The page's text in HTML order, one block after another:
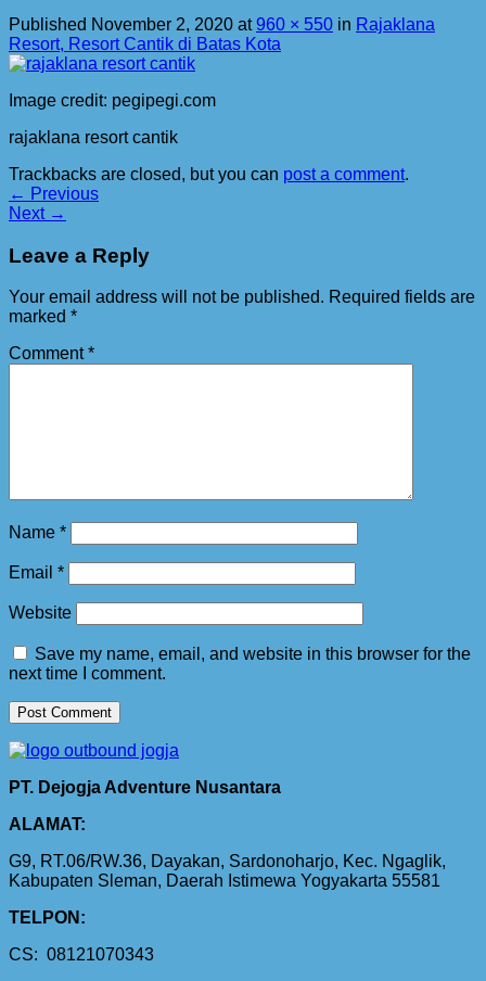
Published November 2, 2020 at960 × 550 in Rajaklana
Resort, Resort Cantik di Batas Kota
Image credit: pegipegi.com
rajaklana resort cantik
Trackbacks are closed, but you can post a comment.
← Previous
Next →
Leave a Reply
Your email address will not be published. Required fields are
marked *
Comment*
Name *
Email *
Website
Save my name, email, and website in this browser for the
next time I comment.
PT. Dejogja Adventure Nusantara
ALAMAT:
G9, RT.06/RW.36, Dayakan, Sardonoharjo, Kec. Ngaglik,
Kabupaten Sleman, Daerah Istimewa Yogyakarta 55581
TELPON:
CS: 08121070343